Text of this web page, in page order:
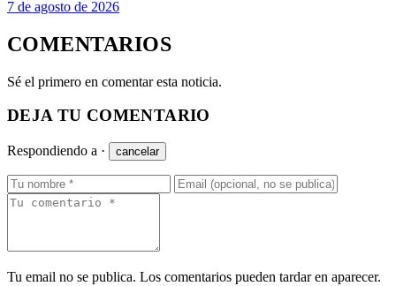
7 de agosto de 2026
COMENTARIOS
Sé el primero en comentar esta noticia.
DEJA TU COMENTARIO
Respondiendo a · cancelar
Tu email no se publica. Los comentarios pueden tardar en aparecer.